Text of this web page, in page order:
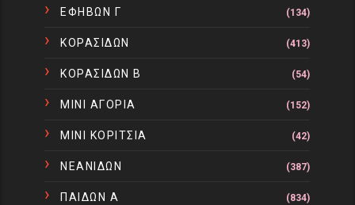
ΕΦΗΒΩΝ Γ (134)
ΚΟΡΑΣΙΔΩΝ (413)
ΚΟΡΑΣΙΔΩΝ Β (54)
ΜΙΝΙ ΑΓΟΡΙΑ (152)
ΜΙΝΙ ΚΟΡΙΤΣΙΑ (42)
ΝΕΑΝΙΔΩΝ (387)
ΠΑΙΔΩΝ Α (834)